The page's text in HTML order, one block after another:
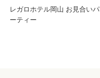
レガロホテル岡山 お見合いパ
ーティー